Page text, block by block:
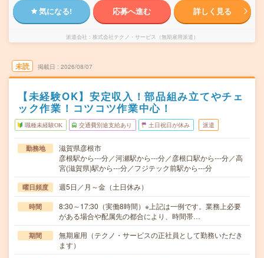
気になる! 応募へ進む 詳しく見る
派遣会社 株式会社テクノ・サービス（無期雇用派遣）
未読 掲載日 2026/08/07
【未経験OK】安定収入！部品組み立てやチェ
ック作業！コツコツ作業中心！
職種未経験OK 交通費別途支給あり 土日祝日が休み 派遣
勤務地
滋賀県彦根市
彦根駅から---分／河瀬駅から---分／彦根口駅から---分／高
宮(滋賀県)駅から---分／フジテック前駅から---分
曜日頻度 週5日／月～金（土日休み）
時間
8:30～17:30（実働8時間）※上記は一例です。業務上必要
がある場合や配属先の都合により、時間帯…
期間
無期雇用（テクノ・サービスの正社員として勤務いただき
ます）